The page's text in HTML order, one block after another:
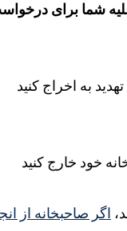
شما برای
به اخراج کنید
خود خارج کنید
اگر صاحبخانه از